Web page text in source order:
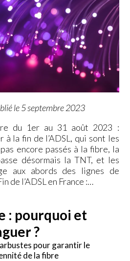
le 5 septembre 2023
du 1er au 31 août 2023 :
à la fin de l’ADSL, qui sont les
encore passés à la fibre, la
désormais la TNT, et les
aux abords des lignes de
de l’ADSL en France :…
: pourquoi et
?
pour garantir le
de la fibre